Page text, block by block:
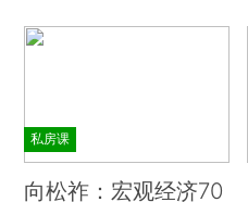
私房课
向松祚：宏观经济70